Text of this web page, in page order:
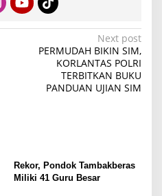
Next post
PERMUDAH BIKIN SIM,
KORLANTAS POLRI
TERBITKAN BUKU
PANDUAN UJIAN SIM
Rekor, Pondok Tambakberas
Miliki 41 Guru Besar